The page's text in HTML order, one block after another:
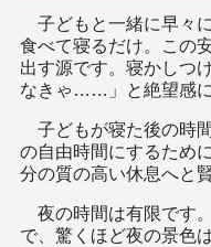
子どもと一緒に早々
食べて寝るだけ。この
出す源です。寝かしつ
なきゃ……」と絶望感に
子どもが寝た後の時
の自由時間にするため
分の質の高い休息へと
夜の時間は有限です
で、驚くほど夜の景色